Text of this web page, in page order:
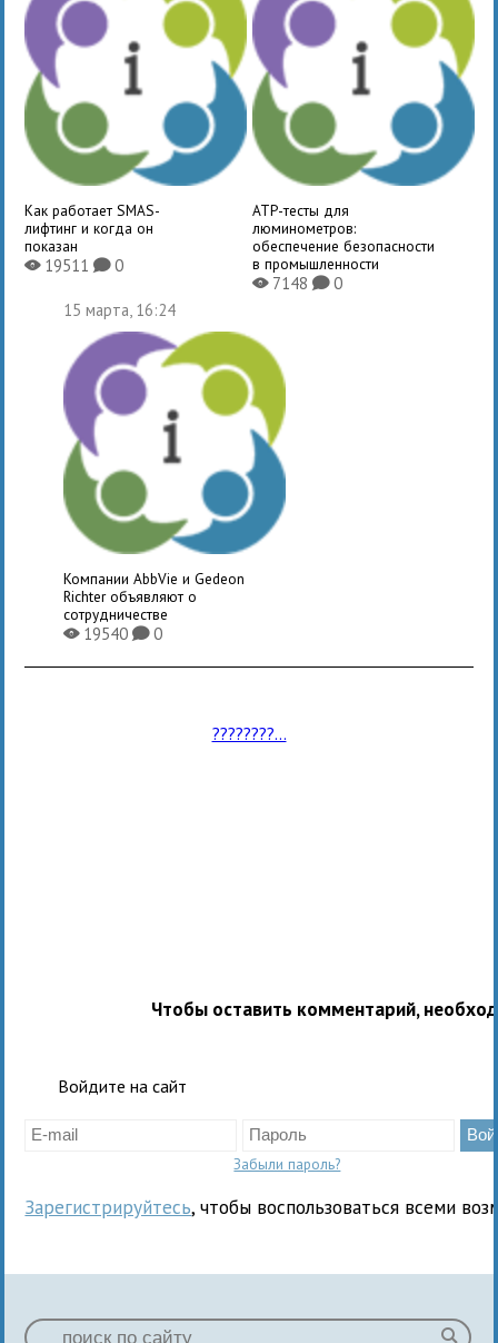
Как работает SMAS-
лифтинг и когда он
показан
X19511K0
ATP-тесты для
люминометров:
обеспечение безопасности
в промышленности
X7148 K0
15 марта, 16:24
Компании AbbVie и Gedeon
Richter объявляют о
сотрудничестве
X19540K0
????????...
Чтобы оставить комментарий,
Войдите на сайт
Забыли пароль?
Зарегистрируйтесь, чтобы воспользоваться всеми